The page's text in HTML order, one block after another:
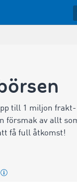
till 1 miljon
försmak av allt
få full åtkomst!